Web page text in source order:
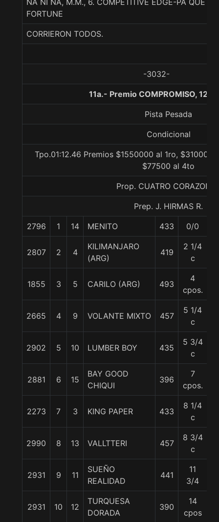
NA NI NA, M.M., 6. COMPETITIVE EDGE-PA QUE
FORTUNE
CORRIERON TODOS.
-3032-
11a.- Premio COMPROMISO,
Pista Pesada
Condicional
Tpo.01:12.46 Premios $1550000 al 1ro, $310000
$77500 al 4to
Prop. CUATRO
Prep. J. HIRMAS R.
2796 1 14 MENITO 433 0/0
2807 2 4
KILIMANJARO
(ARG)
419
2 1/4
c
1855 3 5 CARILO (ARG) 493
4
cpos.
2665 4 9 VOLANTE MIXTO 457
5 1/4
c
2902 5 10 LUMBER BOY 435
5 3/4
c
2881 6 15
BAY GOOD
CHIQUI
396
7
cpos.
2273 7 3 KING PAPER 433
8 1/4
c
2990 8 13 VALLTTERI 457
8 3/4
c
2931 9 11
SUEÑO
REALIDAD
441
11
3/4
2931 10 12
TURQUESA
DORADA
390
14
cpos